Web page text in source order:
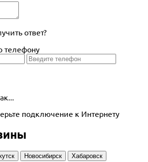
ответ?
телефону
подключение к Интернету
Новосибирск
Хабаровск